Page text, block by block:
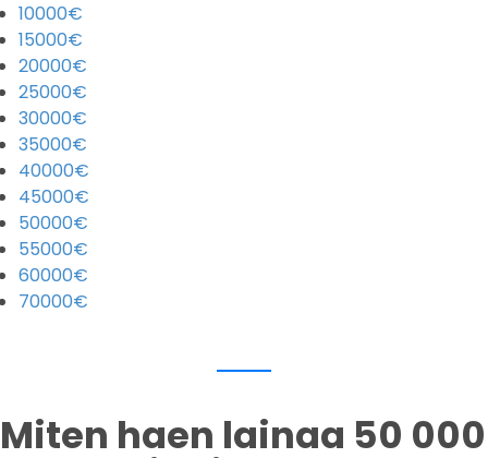
10000€
15000€
20000€
25000€
30000€
35000€
40000€
45000€
50000€
55000€
60000€
70000€
Miten haen lainaa 50 000